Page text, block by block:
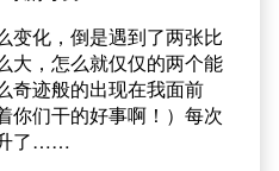
变化，倒是遇到了两张比
，怎么就仅仅的两个能
奇迹般的出现在我面前
你们干的好事啊！）每次
升了……